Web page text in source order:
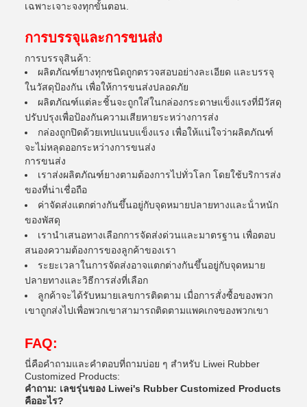
เฉพาะเจาะจงทุกขั้นตอน.
การบรรจุและการขนส่ง
การบรรจุสินค้า:
ผลิตภัณฑ์ยางทุกชนิดถูกตรวจสอบอย่างละเอียด และบรรจุ
ในวัสดุป้องกัน เพื่อให้การขนส่งปลอดภัย
ผลิตภัณฑ์แต่ละชิ้นจะถูกใส่ในกล่องกระดาษแข็งแรงที่มีวัสดุ
ปรับปรุงเพื่อป้องกันความเสียหายระหว่างการส่ง
กล่องถูกปิดด้วยเทปแนบแข็งแรง เพื่อให้แน่ใจว่าผลิตภัณฑ์
จะไม่หลุดออกระหว่างการขนส่ง
การขนส่ง
เราส่งผลิตภัณฑ์ยางตามต้องการไปทั่วโลก โดยใช้บริการส่ง
ของที่น่าเชื่อถือ
ค่าจัดส่งแตกต่างกันขึ้นอยู่กับจุดหมายปลายทางและน้ําหนัก
ของพัสดุ
เรานําเสนอทางเลือกการจัดส่งด่วนและมาตรฐาน เพื่อตอบ
สนองความต้องการของลูกค้าของเรา
ระยะเวลาในการจัดส่งอาจแตกต่างกันขึ้นอยู่กับจุดหมาย
ปลายทางและวิธีการส่งที่เลือก
ลูกค้าจะได้รับหมายเลขการติดตาม เมื่อการสั่งซื้อของพวก
เขาถูกส่งไปเพื่อพวกเขาสามารถติดตามแพคเกจของพวกเขา
FAQ:
นี่คือคําถามและคําตอบที่ถามบ่อย ๆ สําหรับ Liwei Rubber
Customized Products:
คําถาม: เลขรุ่นของ Liwei's Rubber Customized Products
คืออะไร?